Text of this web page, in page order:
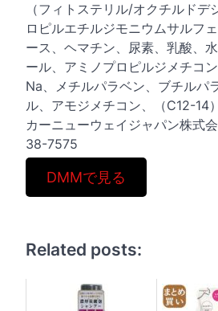
（フィトステリル/オクチルド
ロピルエチルジモニウムサルフ
ース、ヘマチン、尿素、乳酸、
ール、アミノプロピルジメチコ
Na、メチルパラベン、ブチルパ
ル、アモジメチコン、（C12-14
カーニューウェイジャパン株式
38-7575
DMMで見る
Related posts: